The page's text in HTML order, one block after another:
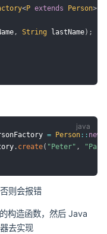
<P extends Person>
, String lastName) ;
= Person :: new
. create( "Peter" ,
则会报错
构造函数，然后 Java
去实现